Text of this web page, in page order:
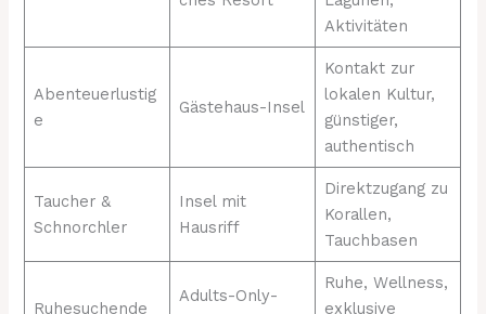
Aktivitäten
Abenteuerlustig
e
Gästehaus-Insel
Kontakt zur
lokalen Kultur,
günstiger,
authentisch
Taucher &
Schnorchler
Insel mit
Hausriff
Direktzugang zu
Korallen,
Tauchbasen
Ruhesuchende
Adults-Only-
Ruhe, Wellness,
exklusive